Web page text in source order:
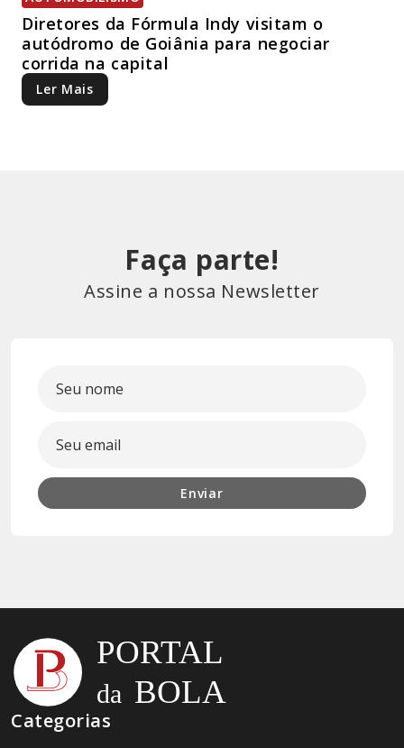
Diretores da Fórmula Indy visitam o
autódromo de Goiânia para negociar
corrida na capital
Ler Mais
Faça parte!
Assine a nossa Newsletter
Enviar
Categorias